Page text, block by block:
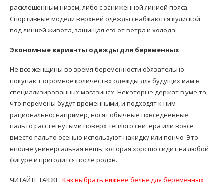
расклешенным низом, либо с заниженной линией пояса.
Спортивные модели верхней одежды снабжаются кулиской
под линией живота, защищая его от ветра и холода.
Экономные варианты одежды для беременных
Не все женщины во время беременности обязательно
покупают огромное количество одежды для будущих мам в
специализированных магазинах. Некоторые держат в уме то,
что перемены будут временными, и подходят к ним
рационально: например, носят обычные повседневные
пальто расстегнутыми поверх теплого свитера или вовсе
вместо пальто осенью используют накидку или пончо. Это
вполне универсальная вещь, которая хорошо сидит на любой
фигуре и пригодится после родов.
ЧИТАЙТЕ ТАКЖЕ: Как выбрать нижнее белье для беременных